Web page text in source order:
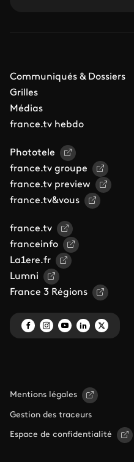
Communiqués & Dossiers
Grilles
Médias
france.tv hebdo
Phototele
france.tv groupe
france.tv preview
france.tv&vous
france.tv
franceinfo
La1ere.fr
Lumni
France 3 Régions
Mentions légales
Gestion des traceurs
Espace de confidentialité